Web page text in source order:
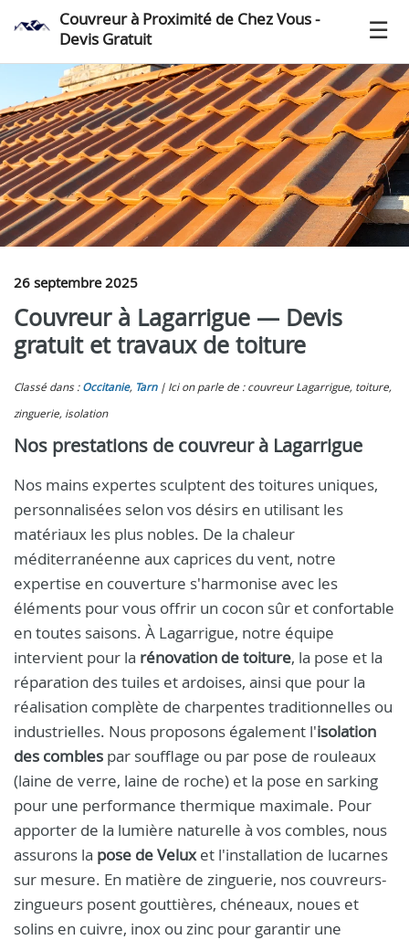
Couvreur à Proximité de Chez Vous -
Devis Gratuit
26 septembre 2025
Couvreur à Lagarrigue — Devis
gratuit et travaux de toiture
Classé dans : Occitanie, Tarn
Ici on parle de : couvreur Lagarrigue, toiture,
zinguerie, isolation
Nos prestations de couvreur à Lagarrigue
Nos mains expertes sculptent des toitures uniques,
personnalisées selon vos désirs en utilisant les
matériaux les plus nobles. De la chaleur
méditerranéenne aux caprices du vent, notre
expertise en couverture s'harmonise avec les
éléments pour vous offrir un cocon sûr et confortable
en toutes saisons. À Lagarrigue, notre équipe
intervient pour la rénovation de toiture, la pose et la
réparation des tuiles et ardoises, ainsi que pour la
réalisation complète de charpentes traditionnelles ou
industrielles. Nous proposons également l'isolation
des combles par soufflage ou par pose de rouleaux
(laine de verre, laine de roche) et la pose en sarking
pour une performance thermique maximale. Pour
apporter de la lumière naturelle à vos combles, nous
assurons la pose de Veluxet l'installation de lucarnes
sur mesure. En matière de zinguerie, nos couvreurs-
zingueurs posent gouttières, chéneaux, noues et
solins en cuivre, inox ou zinc pour garantir une